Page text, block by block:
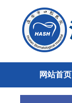
网站首页